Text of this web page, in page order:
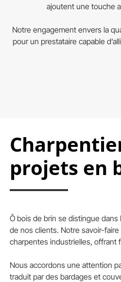
ajoutent une touche
Notre engagement envers la
pour un prestataire capable
projets en
Ô bois de brin se distingue
de nos clients. Notre savoir-
charpentes industrielles, offrant
Nous accordons une attention
traduit par des bardages et